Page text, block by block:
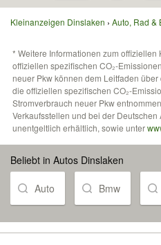
Kleinanzeigen Dinslaken Auto, Rad &
* Weitere Informationen zum offiziellen
offiziellen spezifischen CO₂-
neuer Pkw können dem Leitfaden
die offiziellen spezifischen CO₂-
Stromverbrauch neuer Pkw
Verkaufsstellen und bei der Deutschen
unentgeltlich erhältlich, sowie unter
Beliebt in Autos Dinslaken
Auto Bmw